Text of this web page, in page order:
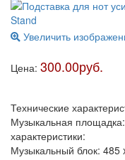
Увеличить
Цена: 300.00руб.
Технические
Музыкальная
характеристики:
Музыкальный блок: